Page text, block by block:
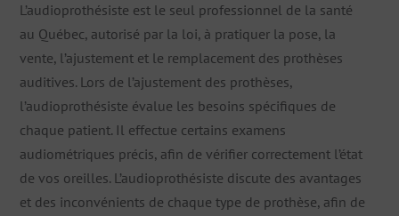
L’audioprothésiste est le seul professionnel de la santé
au Québec, autorisé par la loi, à pratiquer la pose, la
vente, l’ajustement et le remplacement des prothèses
auditives. Lors de l’ajustement des prothèses,
l’audioprothésiste évalue les besoins spécifiques de
chaque patient. Il effectue certains examens
audiométriques précis, afin de vérifier correctement l’état
de vos oreilles. L’audioprothésiste discute des avantages
et des inconvénients de chaque type de prothèse, afin de